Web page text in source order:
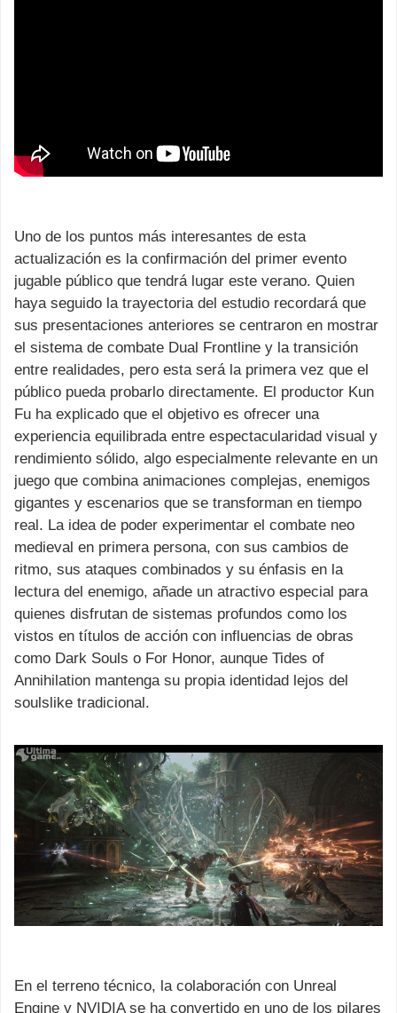
Uno de los puntos más interesantes de esta
actualización es la confirmación del primer evento
jugable público que tendrá lugar este verano. Quien
haya seguido la trayectoria del estudio recordará que
sus presentaciones anteriores se centraron en mostrar
el sistema de combate Dual Frontline y la transición
entre realidades, pero esta será la primera vez que el
público pueda probarlo directamente. El productor Kun
Fu ha explicado que el objetivo es ofrecer una
experiencia equilibrada entre espectacularidad visual y
rendimiento sólido, algo especialmente relevante en un
juego que combina animaciones complejas, enemigos
gigantes y escenarios que se transforman en tiempo
real. La idea de poder experimentar el combate neo
medieval en primera persona, con sus cambios de
ritmo, sus ataques combinados y su énfasis en la
lectura del enemigo, añade un atractivo especial para
quienes disfrutan de sistemas profundos como los
vistos en títulos de acción con influencias de obras
como Dark Souls o For Honor, aunque Tides of
Annihilation mantenga su propia identidad lejos del
soulslike tradicional.
En el terreno técnico, la colaboración con Unreal
Engine y NVIDIA se ha convertido en uno de los pilares